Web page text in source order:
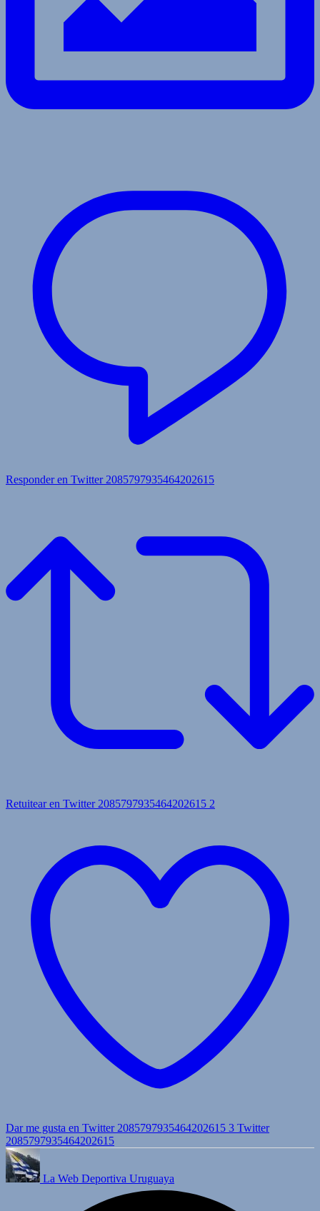
Responder en Twitter 2085797935464202615
Retuitear en Twitter 2085797935464202615 2
Dar me gusta en Twitter 2085797935464202615 3 Twitter
2085797935464202615
La Web Deportiva Uruguaya